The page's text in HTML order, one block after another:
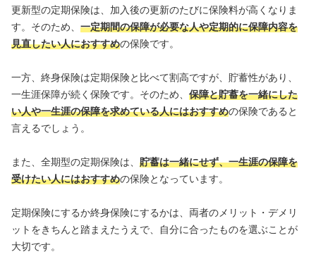
更新型の定期保険は、加入後の更新のたびに保険料が高くなりま
す。そのため、 一定期間の保障が必要な人や定期的に保障内容を
見直したい人におすすめの保険です。
一方、終身保険は定期保険と比べて割高ですが、貯蓄性があり、
一生涯保障が続く保険です。そのため、 保障と貯蓄を一緒にした
い人や一生涯の保障を求めている人にはおすすめの保険であると
言えるでしょう。
また、全期型の定期保険は、 貯蓄は一緒にせず、一生涯の保障を
受けたい人にはおすすめの保険となっています。
定期保険にするか終身保険にするかは、両者のメリット・デメリ
ットをきちんと踏まえたうえで、自分に合ったものを選ぶことが
大切です。